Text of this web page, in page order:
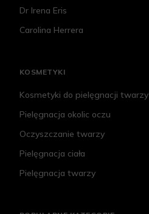
Dr Irena Eris
Carolina Herrera
KOSMETYKI
Kosmetyki do pielęgnacji twarzy
Pielęgnacja okolic oczu
Oczyszczanie twarzy
Pielęgnacja ciała
Pielęgnacja twarzy